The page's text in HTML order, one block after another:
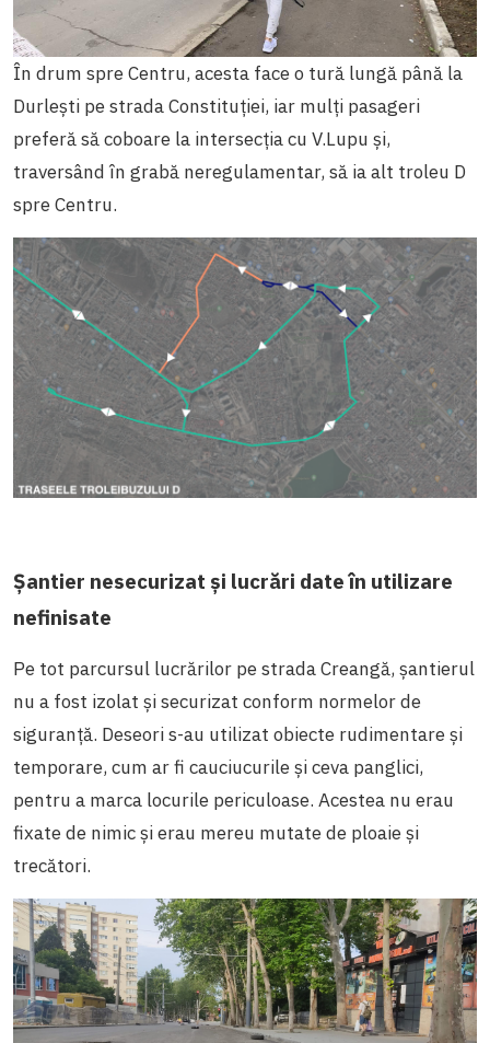
În drum spre Centru, acesta face o tură lungă până la
Durlești pe strada Constituției, iar mulți pasageri
preferă să coboare la intersecția cu V.Lupu și,
traversând în grabă neregulamentar, să ia alt troleu D
spre Centru.
Șantier nesecurizat și lucrări date în utilizare
nefinisate
​​Pe tot parcursul lucrărilor pe strada Creangă, șantierul
nu a fost izolat și securizat conform normelor de
siguranță. Deseori s-au utilizat obiecte rudimentare și
temporare, cum ar fi cauciucurile și ceva panglici,
pentru a marca locurile periculoase. Acestea nu erau
fixate de nimic și erau mereu mutate de ploaie și
trecători.